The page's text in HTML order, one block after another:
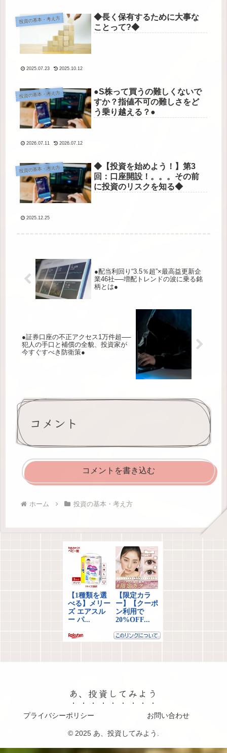
投資の基本・考え方
◆長く保有するために大事な
ことって?◆
2025.07.23 2025.10.12
投資の基本・考え方
●S株って買うの難しくないで
すか？指値不可の難しさをど
う乗り越える？●
2026.07.11 2026.07.12
投資の基本・考え方
◆【投資を始めよう！】第3
回：口座開設！。。。その前
に投資のリスクを知る◆
2025.12.25
●配当利回り“3.5％超”×最高益更新企
業46社──増配トレンドの波に乗る銘
柄とは●
●証券口座の不正アクセス1万件超──
犯人の手口と補償の全貌、投資家が
今すぐすべき防衛策●
コメント
コメントを書き込む
ホーム 投資の基本・考え方
あ、投資してみよう
プライバシーポリシー お問い合わせ
© 2025 あ、投資してみよう.